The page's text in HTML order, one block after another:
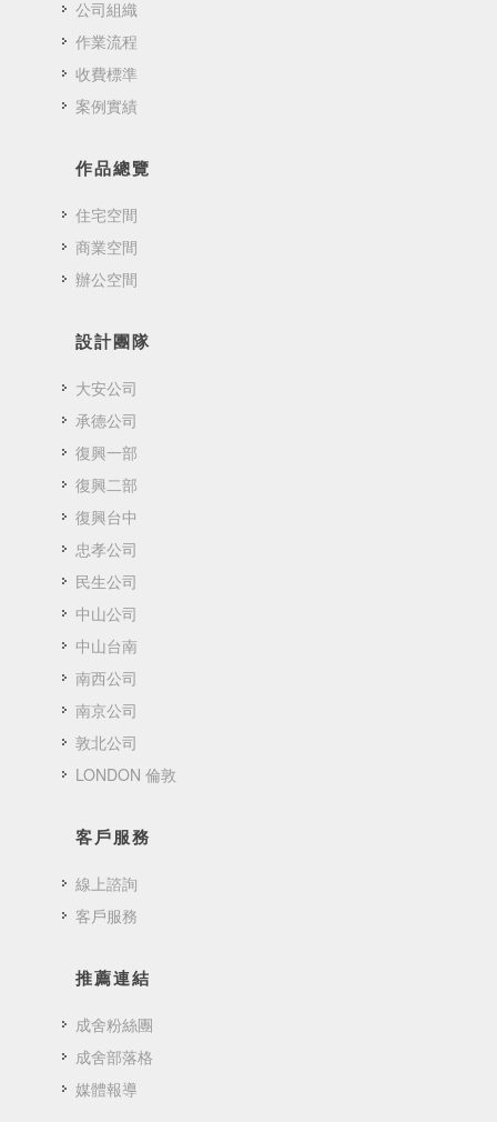
公司組織
作業流程
收費標準
案例實績
作品總覽
住宅空間
商業空間
辦公空間
設計團隊
大安公司
承德公司
復興一部
復興二部
復興台中
忠孝公司
民生公司
中山公司
中山台南
南西公司
南京公司
敦北公司
LONDON 倫敦
客戶服務
線上諮詢
客戶服務
推薦連結
成舍粉絲團
成舍部落格
媒體報導